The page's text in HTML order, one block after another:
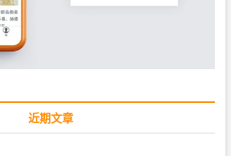
近期文章